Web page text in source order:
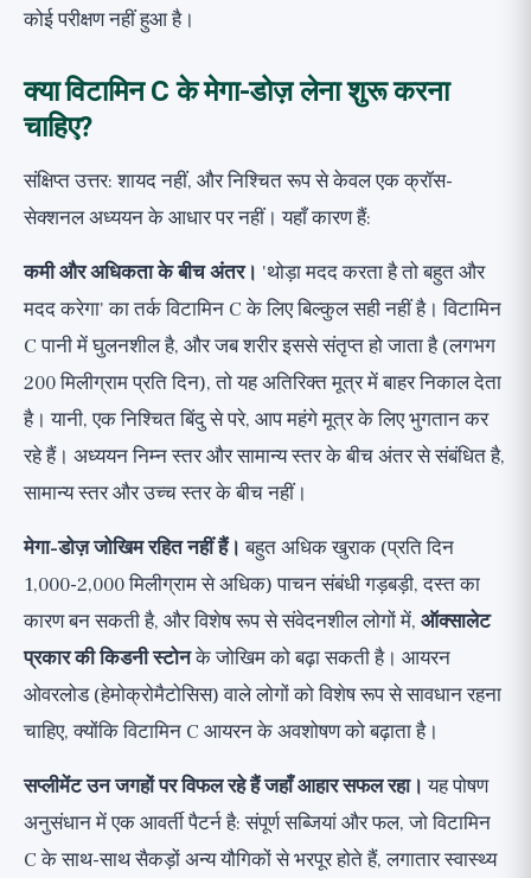
कोई परीक्षण नहीं हुआ है।
क्या विटामिन C के मेगा-डोज़ लेना शुरू करना
चाहिए?
संक्षिप्त उत्तर: शायद नहीं, और निश्चित रूप से केवल एक क्रॉस-
सेक्शनल अध्ययन के आधार पर नहीं। यहाँ कारण हैं:
कमी और अधिकता के बीच अंतर। 'थोड़ा मदद करता है तो बहुत और
मदद करेगा' का तर्क विटामिन C के लिए बिल्कुल सही नहीं है। विटामिन
C पानी में घुलनशील है, और जब शरीर इससे संतृप्त हो जाता है (लगभग
200 मिलीग्राम प्रति दिन), तो यह अतिरिक्त मूत्र में बाहर निकाल देता
है। यानी, एक निश्चित बिंदु से परे, आप महंगे मूत्र के लिए भुगतान कर
रहे हैं। अध्ययन निम्न स्तर और सामान्य स्तर के बीच अंतर से संबंधित है,
सामान्य स्तर और उच्च स्तर के बीच नहीं।
मेगा-डोज़ जोखिम रहित नहीं हैं। बहुत अधिक खुराक (प्रति दिन
1,000-2,000 मिलीग्राम से अधिक) पाचन संबंधी गड़बड़ी, दस्त का
कारण बन सकती है, और विशेष रूप से संवेदनशील लोगों में, ऑक्सालेट
प्रकार की किडनी स्टोनके जोखिम को बढ़ा सकती है। आयरन
ओवरलोड (हेमोक्रोमैटोसिस) वाले लोगों को विशेष रूप से सावधान रहना
चाहिए, क्योंकि विटामिन C आयरन के अवशोषण को बढ़ाता है।
सप्लीमेंट उन जगहों पर विफल रहे हैं जहाँ आहार सफल रहा। यह पोषण
अनुसंधान में एक आवर्ती पैटर्न है: संपूर्ण सब्जियां और फल, जो विटामिन
C के साथ-साथ सैकड़ों अन्य यौगिकों से भरपूर होते हैं, लगातार स्वास्थ्य